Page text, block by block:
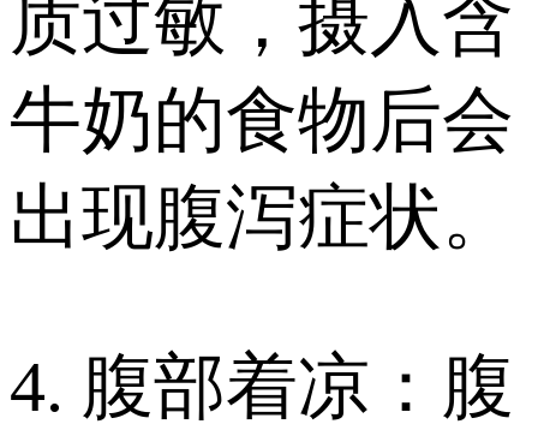
质过敏，摄入含
牛奶的食物后会
出现腹泻症状。
4. 腹部着凉：腹